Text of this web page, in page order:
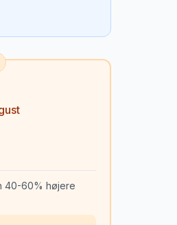
40-60% højere